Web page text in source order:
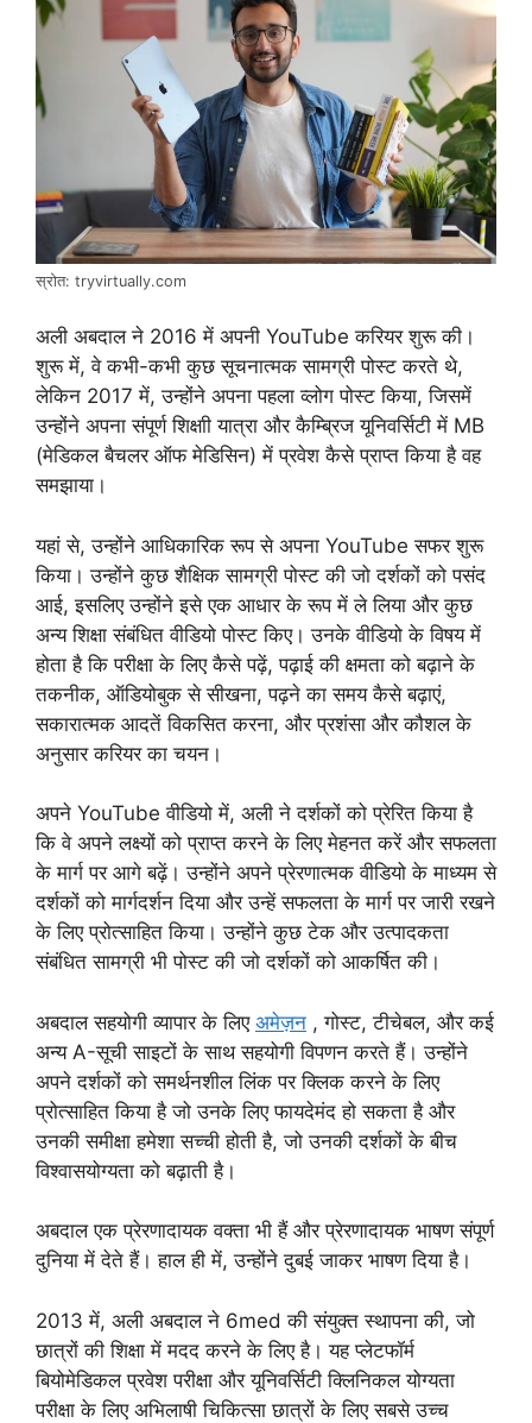
स्रोत: tryvirtually.com
अली अबदाल ने 2016 में अपनी YouTube करियर शुरू की।
शुरू में, वे कभी-कभी कुछ सूचनात्मक सामग्री पोस्ट करते थे,
लेकिन 2017 में, उन्होंने अपना पहला व्लोग पोस्ट किया, जिसमें
उन्होंने अपना संपूर्ण शिक्षाी यात्रा और कैम्ब्रिज यूनिवर्सिटी में MB
(मेडिकल बैचलर ऑफ मेडिसिन) में प्रवेश कैसे प्राप्त किया है वह
समझाया।
यहां से, उन्होंने आधिकारिक रूप से अपना YouTube सफर शुरू
किया। उन्होंने कुछ शैक्षिक सामग्री पोस्ट की जो दर्शकों को पसंद
आई, इसलिए उन्होंने इसे एक आधार के रूप में ले लिया और कुछ
अन्य शिक्षा संबंधित वीडियो पोस्ट किए। उनके वीडियो के विषय में
होता है कि परीक्षा के लिए कैसे पढ़ें, पढ़ाई की क्षमता को बढ़ाने के
तकनीक, ऑडियोबुक से सीखना, पढ़ने का समय कैसे बढ़ाएं,
सकारात्मक आदतें विकसित करना, और प्रशंसा और कौशल के
अनुसार करियर का चयन।
अपने YouTube वीडियो में, अली ने दर्शकों को प्रेरित किया है
कि वे अपने लक्ष्यों को प्राप्त करने के लिए मेहनत करें और सफलता
के मार्ग पर आगे बढ़ें। उन्होंने अपने प्रेरणात्मक वीडियो के माध्यम से
दर्शकों को मार्गदर्शन दिया और उन्हें सफलता के मार्ग पर जारी रखने
के लिए प्रोत्साहित किया। उन्होंने कुछ टेक और उत्पादकता
संबंधित सामग्री भी पोस्ट की जो दर्शकों को आकर्षित की।
अबदाल सहयोगी व्यापार के लिए अमेज़न , गोस्ट, टीचेबल, और कई
अन्य A-सूची साइटों के साथ सहयोगी विपणन करते हैं। उन्होंने
अपने दर्शकों को समर्थनशील लिंक पर क्लिक करने के लिए
प्रोत्साहित किया है जो उनके लिए फायदेमंद हो सकता है और
उनकी समीक्षा हमेशा सच्ची होती है, जो उनकी दर्शकों के बीच
विश्वासयोग्यता को बढ़ाती है।
अबदाल एक प्रेरणादायक वक्ता भी हैं और प्रेरणादायक भाषण संपूर्ण
दुनिया में देते हैं। हाल ही में, उन्होंने दुबई जाकर भाषण दिया है।
2013 में, अली अबदाल ने 6med की संयुक्त स्थापना की, जो
छात्रों की शिक्षा में मदद करने के लिए है। यह प्लेटफॉर्म
बियोमेडिकल प्रवेश परीक्षा और यूनिवर्सिटी क्लिनिकल योग्यता
परीक्षा के लिए अभिलाषी चिकित्सा छात्रों के लिए सबसे उच्च